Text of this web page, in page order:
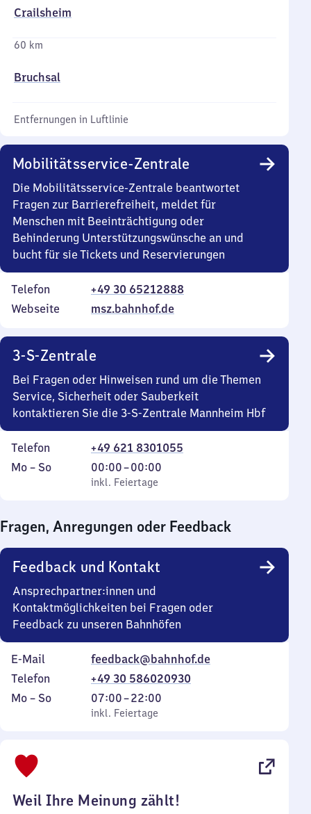
Crailsheim
60 km
Bruchsal
Entfernungen in Luftlinie
Mobilitätsservice-Zentrale
Die Mobilitätsservice-Zentrale beantwortet
Fragen zur Barrierefreiheit, meldet für
Menschen mit Beeinträchtigung oder
Behinderung Unterstützungswünsche an und
bucht für sie Tickets und Reservierungen
Telefon
+49 30 65212888
Webseite
msz.bahnhof.de
3-S-Zentrale
Bei Fragen oder Hinweisen rund um die Themen
Service, Sicherheit oder Sauberkeit
kontaktieren Sie die 3-S-Zentrale Mannheim Hbf
Telefon
+49 621 8301055
Montag
Mo – So,
inkl. Feiertage
00:00–00:00
Von
0
0
Uhr
inkl. Feiertage
Fragen, Anregungen oder Feedback
Feedback und Kontakt
Ansprechpartner:innen und
Kontaktmöglichkeiten bei Fragen oder
Feedback zu unseren Bahnhöfen
E-Mail
feedback@bahnhof.de
Telefon
+49 30 586020930
Montag
Mo – So,
inkl. Feiertage
07:00–22:00
Von
7
inkl. Feiertage
Weil Ihre Meinung zählt!